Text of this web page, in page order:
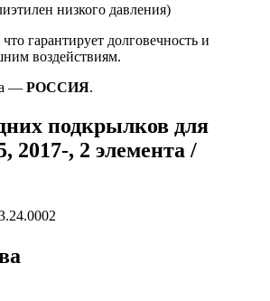
низкого давления)
что гарантирует долговечность и
воздействиям.
— РОССИЯ.
подкрылков для
2017-, 2 элемента /